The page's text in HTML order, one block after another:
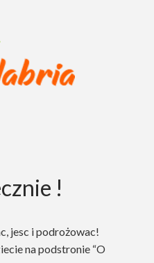
!
jesc i podrożowac!
na podstronie “O